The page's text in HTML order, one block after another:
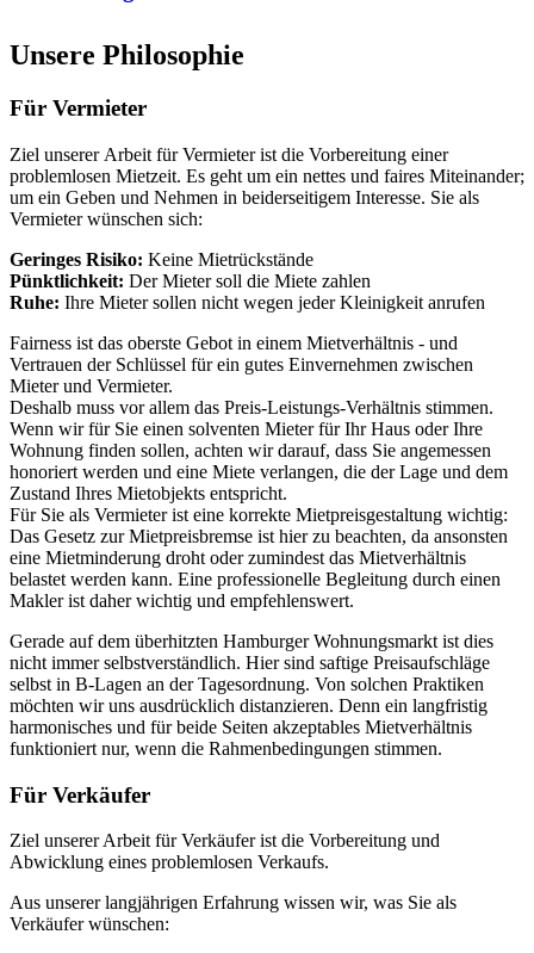
Unsere Philosophie
Für Vermieter
Ziel unserer Arbeit für Vermieter ist die Vorbereitung einer
problemlosen Mietzeit. Es geht um ein nettes und faires Miteinander;
um ein Geben und Nehmen in beiderseitigem Interesse. Sie als
Vermieter wünschen sich:
Geringes Risiko: Keine Mietrückstände
Pünktlichkeit: Der Mieter soll die Miete zahlen
Ruhe: Ihre Mieter sollen nicht wegen jeder Kleinigkeit anrufen
Fairness ist das oberste Gebot in einem Mietverhältnis - und
Vertrauen der Schlüssel für ein gutes Einvernehmen zwischen
Mieter und Vermieter.
Deshalb muss vor allem das Preis-Leistungs-Verhältnis stimmen.
Wenn wir für Sie einen solventen Mieter für Ihr Haus oder Ihre
Wohnung finden sollen, achten wir darauf, dass Sie angemessen
honoriert werden und eine Miete verlangen, die der Lage und dem
Zustand Ihres Mietobjekts entspricht.
Für Sie als Vermieter ist eine korrekte Mietpreisgestaltung wichtig:
Das Gesetz zur Mietpreisbremse ist hier zu beachten, da ansonsten
eine Mietminderung droht oder zumindest das Mietverhältnis
belastet werden kann. Eine professionelle Begleitung durch einen
Makler ist daher wichtig und empfehlenswert.
Gerade auf dem überhitzten Hamburger Wohnungsmarkt ist dies
nicht immer selbstverständlich. Hier sind saftige Preisaufschläge
selbst in B-Lagen an der Tagesordnung. Von solchen Praktiken
möchten wir uns ausdrücklich distanzieren. Denn ein langfristig
harmonisches und für beide Seiten akzeptables Mietverhältnis
funktioniert nur, wenn die Rahmenbedingungen stimmen.
Für Verkäufer
Ziel unserer Arbeit für Verkäufer ist die Vorbereitung und
Abwicklung eines problemlosen Verkaufs.
Aus unserer langjährigen Erfahrung wissen wir, was Sie als
Verkäufer wünschen: